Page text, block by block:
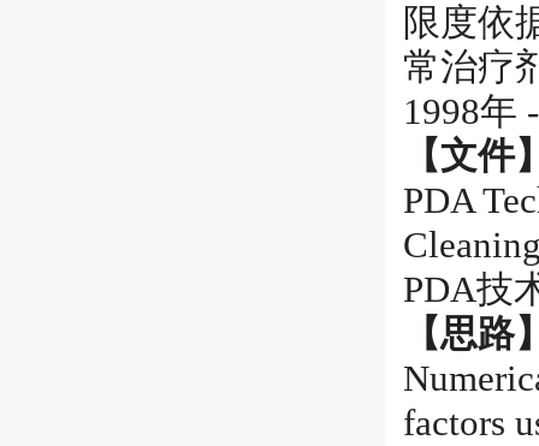
限度依
常治疗
1998年
【文件
PDA
PDA技
【思路
factors